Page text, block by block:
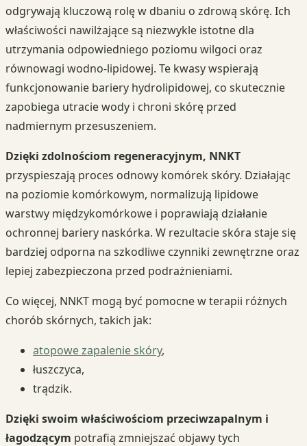
odgrywają kluczową rolę w dbaniu o zdrową skórę. Ich
właściwości nawilżające są niezwykle istotne dla
utrzymania odpowiedniego poziomu wilgoci oraz
równowagi wodno-lipidowej. Te kwasy wspierają
funkcjonowanie bariery hydrolipidowej, co skutecznie
zapobiega utracie wody i chroni skórę przed
nadmiernym przesuszeniem.
Dzięki zdolnościom regeneracyjnym, NNKT
przyspieszają proces odnowy komórek skóry. Działając
na poziomie komórkowym, normalizują lipidowe
warstwy międzykomórkowe i poprawiają działanie
ochronnej bariery naskórka. W rezultacie skóra staje się
bardziej odporna na szkodliwe czynniki zewnętrzne oraz
lepiej zabezpieczona przed podrażnieniami.
Co więcej, NNKT mogą być pomocne w terapii różnych
chorób skórnych, takich jak:
atopowe zapalenie skóry,
łuszczyca,
trądzik.
Dzięki swoim właściwościom przeciwzapalnym i
łagodzącym potrafią zmniejszać objawy tych